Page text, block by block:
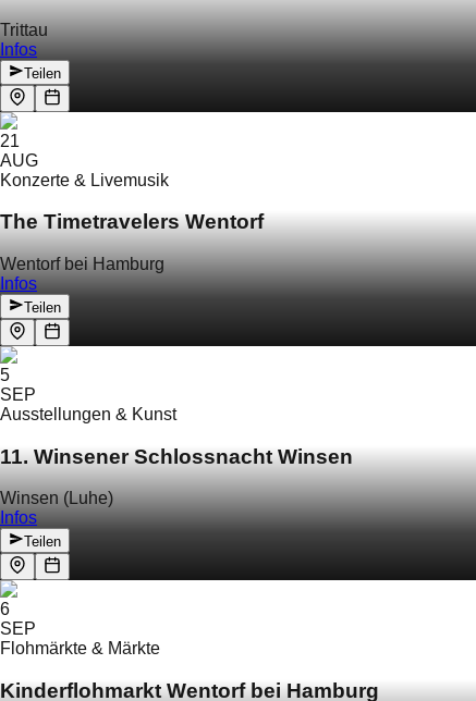
Trittau
Infos
Teilen
21
AUG
Konzerte & Livemusik
The Timetravelers Wentorf
Wentorf bei Hamburg
Infos
Teilen
5
SEP
Ausstellungen & Kunst
11. Winsener Schlossnacht Winsen
Winsen (Luhe)
Infos
Teilen
6
SEP
Flohmärkte & Märkte
Kinderflohmarkt Wentorf bei Hamburg